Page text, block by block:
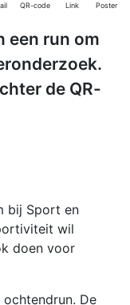
QR-code Link Poster
een run om
de QR-
bij Sport en
wil
doen voor
De